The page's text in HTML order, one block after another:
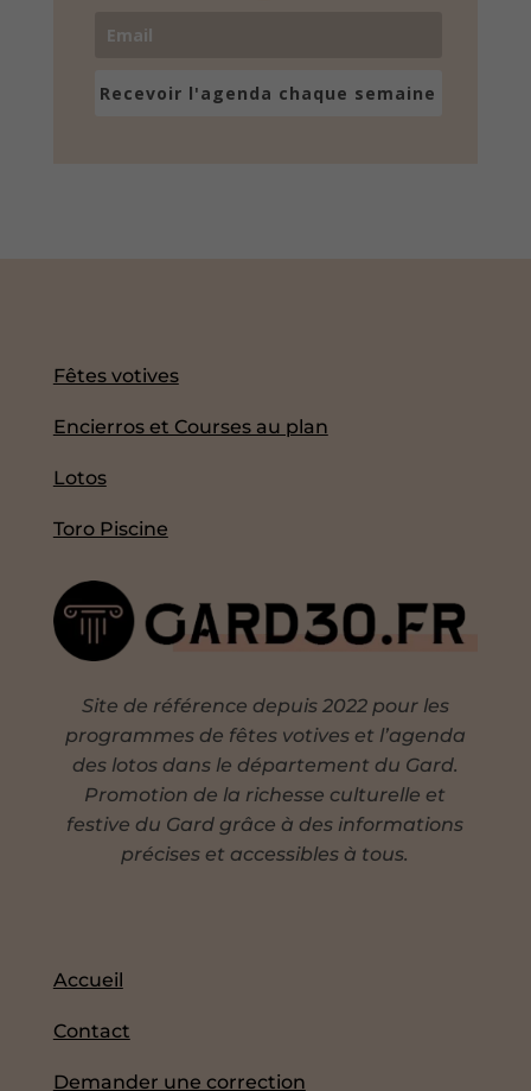
Recevoir l'agenda chaque semaine
Fêtes votives
Encierros et Courses au plan
Lotos
Toro Piscine
Site de référence depuis 2022 pour les
programmes de fêtes votives et l’agenda
des lotos dans le département du Gard.
Promotion de la richesse culturelle et
festive du Gard grâce à des informations
précises et accessibles à tous.
Accueil
Contact
Demander une correction